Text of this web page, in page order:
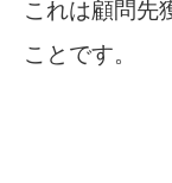
これは顧問先
ことです。